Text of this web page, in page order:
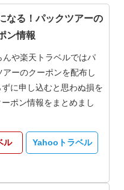
なる！パックツアーの
ン情報
んや楽天トラベルではパ
アーのクーポンを配布し
に申し込むと思わぬ損を
ポン情報をまとめまし
ル Yahooトラベル